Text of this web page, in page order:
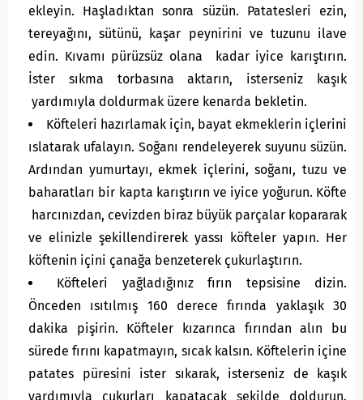
ekleyin. Haşladıktan sonra süzün. Patatesleri ezin,
tereyağını, sütünü, kaşar peynirini ve tuzunu ilave
edin. Kıvamı pürüzsüz olana kadar iyice karıştırın.
İster sıkma torbasına aktarın, isterseniz kaşık
yardımıyla doldurmak üzere kenarda bekletin.
Köfteleri hazırlamak için, bayat ekmeklerin içlerini
ıslatarak ufalayın. Soğanı rendeleyerek suyunu süzün.
Ardından yumurtayı, ekmek içlerini, soğanı, tuzu ve
baharatları bir kapta karıştırın ve iyice yoğurun. Köfte
harcınızdan, cevizden biraz büyük parçalar kopararak
ve elinizle şekillendirerek yassı köfteler yapın. Her
köftenin içini çanağa benzeterek çukurlaştırın.
Köfteleri yağladığınız fırın tepsisine dizin.
Önceden ısıtılmış 160 derece fırında yaklaşık 30
dakika pişirin. Köfteler kızarınca fırından alın bu
sürede fırını kapatmayın, sıcak kalsın. Köftelerin içine
patates püresini ister sıkarak, isterseniz de kaşık
yardımıyla çukurları kapatacak şekilde doldurun.